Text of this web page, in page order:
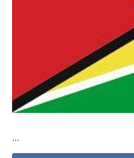
...